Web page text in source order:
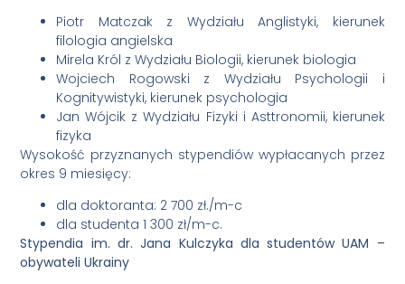
Piotr Matczak z Wydziału Anglistyki, kierunek
filologia angielska
Mirela Król z Wydziału Biologii, kierunek biologia
Wojciech Rogowski z Wydziału Psychologii i
Kognitywistyki, kierunek psychologia
Jan Wójcik z Wydziału Fizyki i Asttronomii, kierunek
fizyka
Wysokość przyznanych stypendiów wypłacanych przez
okres 9 miesięcy:
dla doktoranta: 2 700 zł./m-c
dla studenta 1 300 zł/m-c.
Stypendia im. dr. Jana Kulczyka dla studentów UAM –
obywateli Ukrainy